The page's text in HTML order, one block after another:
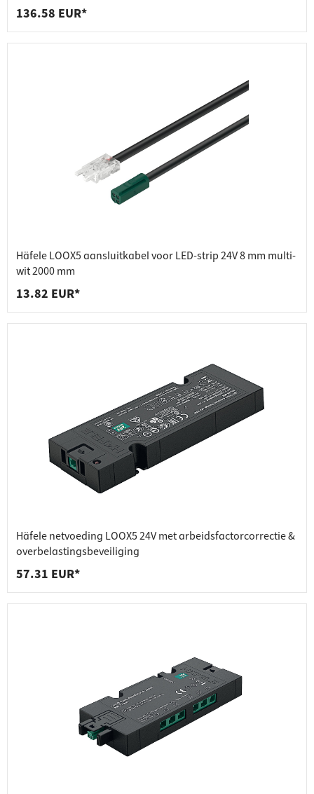
136.58 EUR*
Häfele LOOX5 aansluitkabel voor LED-strip 24V 8 mm multi-
wit 2000 mm
13.82 EUR*
Häfele netvoeding LOOX5 24V met arbeidsfactorcorrectie &
overbelastingsbeveiliging
57.31 EUR*